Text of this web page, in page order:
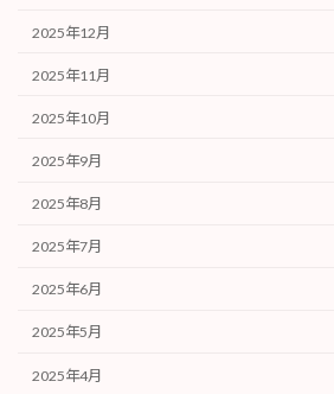
2025年12月
2025年11月
2025年10月
2025年9月
2025年8月
2025年7月
2025年6月
2025年5月
2025年4月